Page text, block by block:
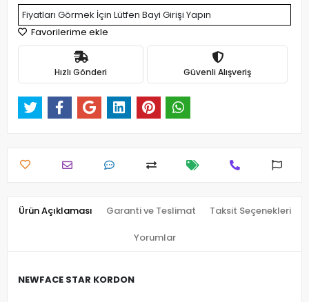
Fiyatları Görmek İçin Lütfen Bayi Girişi Yapın
Favorilerime ekle
Hızlı Gönderi Güvenli Alışveriş
Ürün Açıklaması Garanti ve Teslimat Taksit Seçenekleri
Yorumlar
NEWFACE STAR KORDON